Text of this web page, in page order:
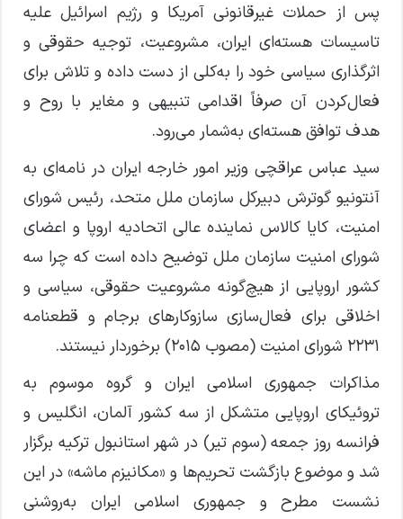
پس از حملات غیرقانونی آمریکا و رژیم اسرائیل علیه
تاسیسات هسته‌ای ایران، مشروعیت، توجیه حقوقی و
اثرگذاری سیاسی خود را به‌کلی از دست داده و تلاش برای
فعال‌کردن آن صرفاً اقدامی تنبیهی و مغایر با روح و
هدف توافق هسته‌ای به‌شمار می‌رود.
سید عباس عراقچی وزیر امور خارجه ایران در نامه‌ای به
آنتونیو گوترش دبیرکل سازمان ملل متحد، رئیس شورای
امنیت، کایا کالاس نماینده عالی اتحادیه اروپا و اعضای
شورای امنیت سازمان ملل توضیح داده است که چرا سه
کشور اروپایی از هیچ‌گونه مشروعیت حقوقی، سیاسی و
اخلاقی برای فعال‌سازی سازوکار‌های برجام و قطعنامه
۲۲۳۱ شورای امنیت (مصوب ۲۰۱۵) برخوردار نیستند.
مذاکرات جمهوری اسلامی ایران و گروه موسوم به
تروئیکای اروپایی متشکل از سه کشور آلمان، انگلیس و
فرانسه روز جمعه (سوم تیر) در شهر استانبول ترکیه برگزار
شد و موضوع بازگشت تحریم‌ها و «مکانیزم ماشه» در این
نشست مطرح و جمهوری اسلامی ایران به‌روشنی